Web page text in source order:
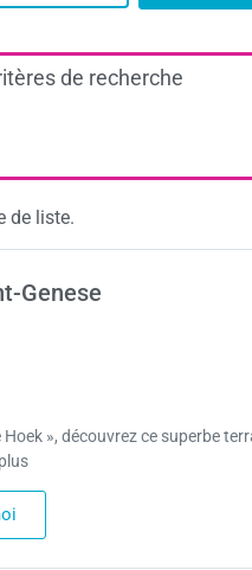
de recherche
de liste.
Genese
», découvrez ce superbe